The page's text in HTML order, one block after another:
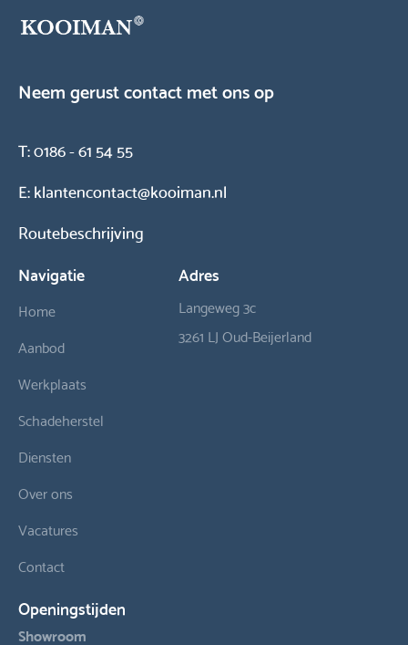
Neem gerust contact met ons op
T:0186 - 61 54 55
E:klantencontact@kooiman.nl
Routebeschrijving
Navigatie
Home
Aanbod
Werkplaats
Schadeherstel
Diensten
Over ons
Vacatures
Contact
Adres
Langeweg 3c
3261 LJ Oud-Beijerland
Openingstijden
Showroom